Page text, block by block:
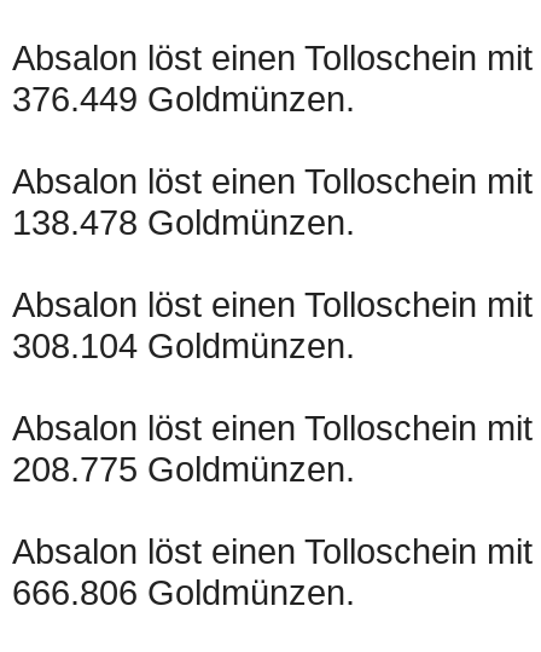
Absalon löst einen Tolloschein
376.449 Goldmünzen.
Absalon löst einen Tolloschein
138.478 Goldmünzen.
Absalon löst einen Tolloschein
308.104 Goldmünzen.
Absalon löst einen Tolloschein
208.775 Goldmünzen.
Absalon löst einen Tolloschein
666.806 Goldmünzen.